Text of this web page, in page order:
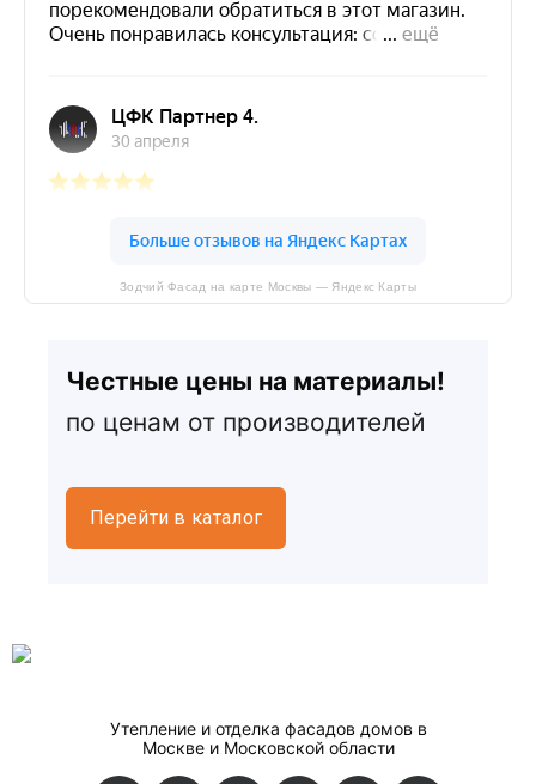
Зодчий Фасад на карте Москвы — Яндекс Карты
Честные цены на материалы!
У нас есть все для фасада дома
по ценам от производителей
Перейти в каталог
Утепление и отделка фасадов домов в
Москве и Московской области